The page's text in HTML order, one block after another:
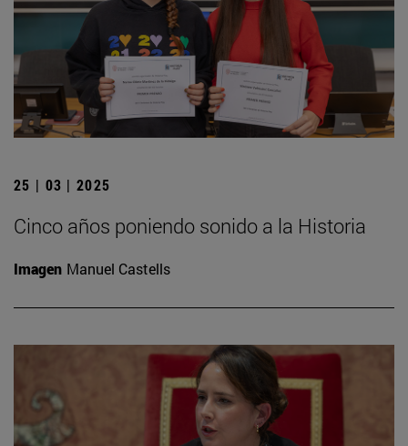
25 | 03 | 2025
Cinco años poniendo sonido a la Historia
Imagen Manuel Castells